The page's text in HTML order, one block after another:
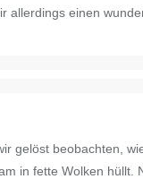
allerdings einen
gelöst beobachten,
in fette Wolken hüllt.